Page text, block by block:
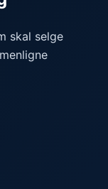
skal selge